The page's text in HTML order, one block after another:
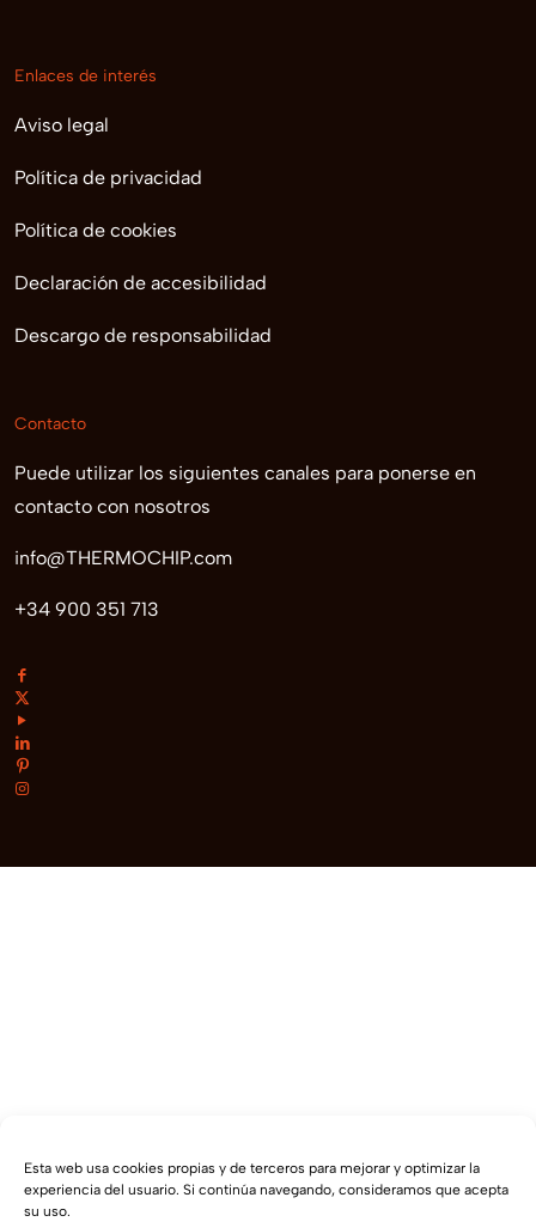
Esta web usa cookies propias y de terceros para mejorar y optimizar la
experiencia del usuario. Si continúa navegando, consideramos que acepta
su uso.
Enlaces de interés
Aviso legal
Política de privacidad
Política de cookies
Declaración de accesibilidad
Descargo de responsabilidad
Contacto
Puede utilizar los siguientes canales para ponerse en
contacto con nosotros
info@THERMOCHIP.com
+34 900 351 713